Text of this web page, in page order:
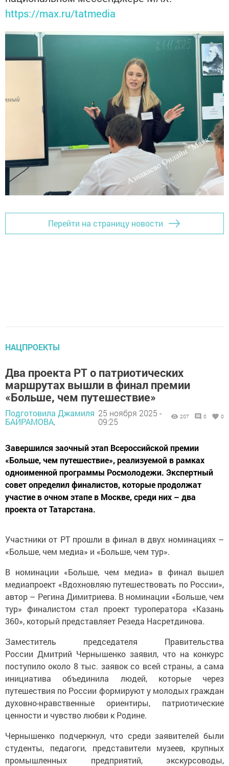
https://max.ru/tatmedia
Перейти на страницу новости
НАЦПРОЕКТЫ
Два проекта РТ о патриотических
маршрутах вышли в финал премии
«Больше, чем путешествие»
Подготовила Джамиля
БАЙРАМОВА,
25 ноября 2025 -
09:25
207 0 0
Завершился заочный этап Всероссийской премии
«Больше, чем путешествие», реализуемой в рамках
одноименной программы Росмолодежи. Экспертный
совет определил финалистов, которые продолжат
участие в очном этапе в Москве, среди них – два
проекта от Татарстана.
Участники от РТ прошли в финал в двух номинациях –
«Больше, чем медиа» и «Больше, чем тур».
В номинации «Больше, чем медиа» в финал вышел
медиапроект «Вдохновляю путешествовать по России»,
автор – Регина Димитриева. В номинации «Больше, чем
тур» финалистом стал проект туроператора «Казань
360», который представляет Резеда Насретдинова.
Заместитель председателя Правительства
России Дмитрий Чернышенко заявил, что на конкурс
поступило около 8 тыс. заявок со всей страны, а сама
инициатива объединила людей, которые через
путешествия по России формируют у молодых граждан
духовно-нравственные ориентиры, патриотические
ценности и чувство любви к Родине.
Чернышенко подчеркнул, что среди заявителей были
студенты, педагоги, представители музеев, крупных
промышленных предприятий, экскурсоводы,